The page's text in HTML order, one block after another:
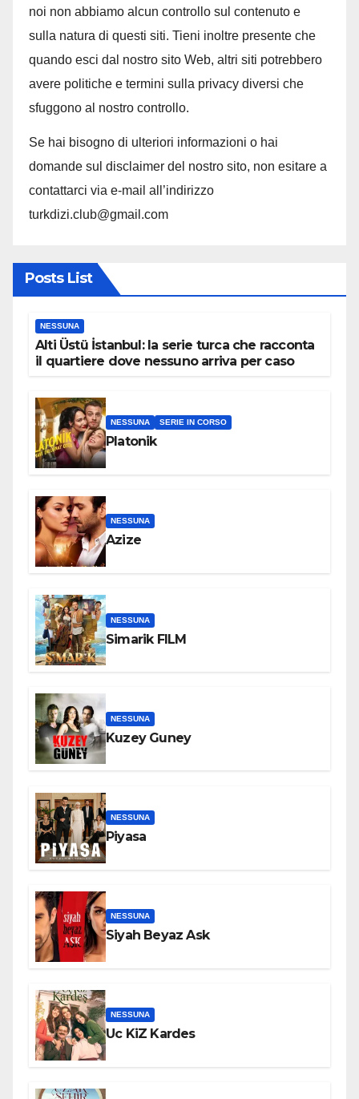
noi non abbiamo alcun controllo sul contenuto e
sulla natura di questi siti. Tieni inoltre presente che
quando esci dal nostro sito Web, altri siti potrebbero
avere politiche e termini sulla privacy diversi che
sfuggono al nostro controllo.
Se hai bisogno di ulteriori informazioni o hai
domande sul disclaimer del nostro sito, non esitare a
contattarci via e-mail all’indirizzo
turkdizi.club@gmail.com
Posts List
NESSUNA
Alti Üstü İstanbul: la serie turca che racconta
il quartiere dove nessuno arriva per caso
NESSUNA SERIE IN CORSO
Platonik
NESSUNA
Azize
NESSUNA
Simarik FILM
NESSUNA
Kuzey Guney
NESSUNA
Piyasa
NESSUNA
Siyah Beyaz Ask
NESSUNA
Uc KiZ Kardes